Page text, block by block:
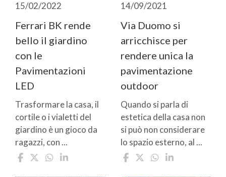
15/02/2022
Ferrari BK rende
bello il giardino
con le
Pavimentazioni
LED
Trasformare la casa, il
cortile o i vialetti del
giardino è un gioco da
ragazzi, con ...
14/09/2021
Via Duomo si
arricchisce per
rendere unica la
pavimentazione
outdoor
Quando si parla di
estetica della casa non
si può non considerare
lo spazio esterno, al ...